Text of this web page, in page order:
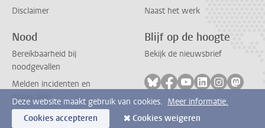
Disclaimer
Naast het werk
Nood
Bereikbaarheid bij
noodgevallen
Melden incidenten en
ongevallen
Blijf op de hoogte
Bekijk de nieuwsbrief
Volg ons op bluesky
Volg ons op facebook
Volg ons op
Volg ons op
Volg ons
Volg
Deze website maakt gebruik van cookies. Meer informatie.
Cookies accepteren
Cookies weigeren